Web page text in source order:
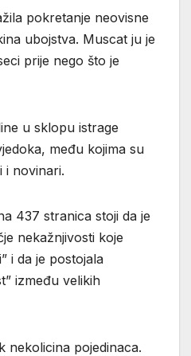
pokretanje neovisne
ubojstva. Muscat ju je
prije nego što je
u sklopu istrage
među kojima su
i novinari.
437 stranica stoji da je
nekažnjivosti koje
i da je postojala
između velikih
nekolicina pojedinaca.